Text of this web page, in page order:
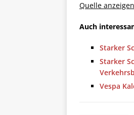
Quelle anzeigen
Auch
Starker
Starker
Vespa